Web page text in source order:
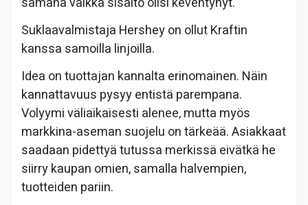
Suklaavalmistaja Hershey on ollut Kraftin
kanssa samoilla linjoilla.
Idea on tuottajan kannalta erinomainen. Näin
kannattavuus pysyy entistä parempana.
Volyymi väliaikaisesti alenee, mutta myös
markkina-aseman suojelu on tärkeää. Asiakkaat
saadaan pidettyä tutussa merkissä eivätkä he
siirry kaupan omien, samalla halvempien,
tuotteiden pariin.